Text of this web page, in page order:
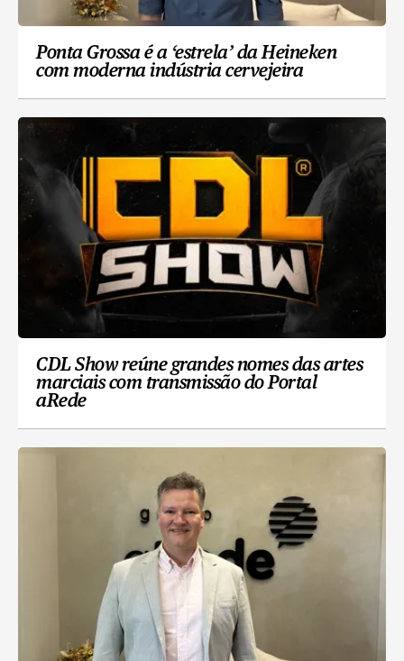
Ponta Grossa é a ‘estrela’ da Heineken
com moderna indústria cervejeira
CDL Show reúne grandes nomes das artes
marciais com transmissão do Portal
aRede